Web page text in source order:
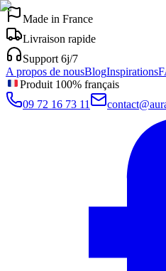
Made in France
Livraison rapide
Support 6j/7
A propos de nousBlogInspirations
Produit 100% français
09 72 16 73 11